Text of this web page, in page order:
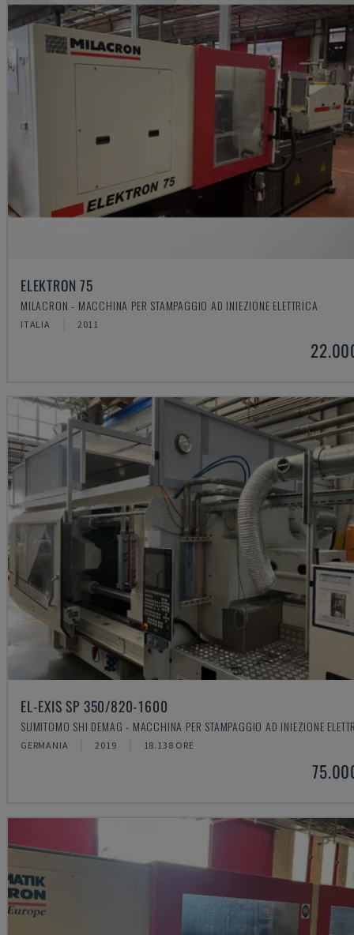
ELEKTRON 75
MILACRON - MACCHINA PER STAMPAGGIO AD INIEZIONE ELETTRICA
ITALIA 2011
EL-EXIS SP 350/820-1600
SUMITOMO SHI DEMAG - MACCHINA PER STAMPAGGIO AD INIEZIONE
GERMANIA 2019 18.138 ORE